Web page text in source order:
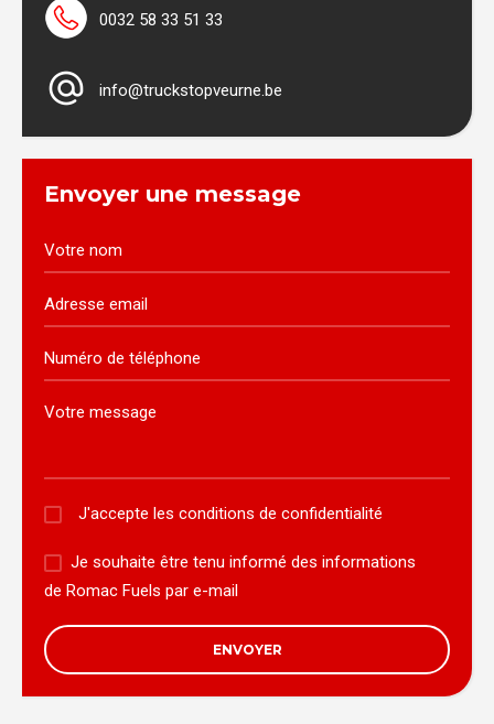
0032 58 33 51 33
info@truckstopveurne.be
Envoyer une message
J'accepte les conditions de confidentialité
Je souhaite être tenu informé des informations
de Romac Fuels par e-mail